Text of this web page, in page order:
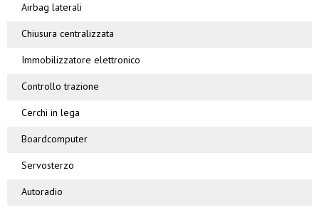
Airbag laterali
Chiusura centralizzata
Immobilizzatore elettronico
Controllo trazione
Cerchi in lega
Boardcomputer
Servosterzo
Autoradio